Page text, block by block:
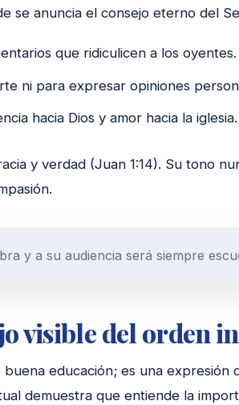
se anuncia el consejo eterno del
que ridiculicen a los oyentes.
ni para expresar opiniones
hacia Dios y amor hacia la iglesia.
y verdad (Juan 1:14). Su tono
y a su audiencia será siempre
visible del orden
educación; es una expresión
demuestra que entiende la